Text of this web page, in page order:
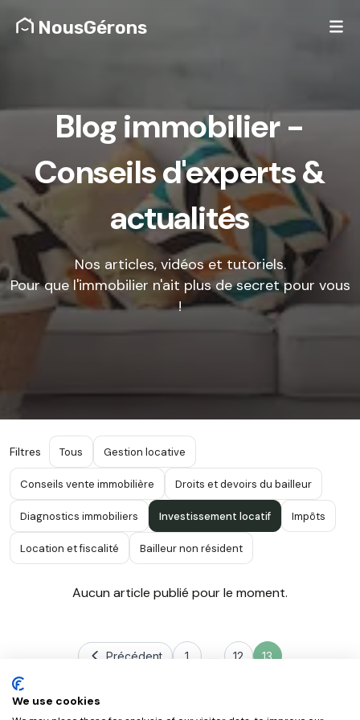
NousGérons
Blog immobilier -
Conseils d'experts &
actualités
Nos articles, vidéos et tutoriels.
Pour que l'immobilier n'ait plus de secret pour vous
!
Filtres Tous Gestion locative
Conseils vente immobilière Droits et devoirs du bailleur
Diagnostics immobiliers Investissement locatif Impôts
Location et fiscalité Bailleur non résident
Aucun article publié pour le moment.
Précédent 1 ... 12 13
We use cookies